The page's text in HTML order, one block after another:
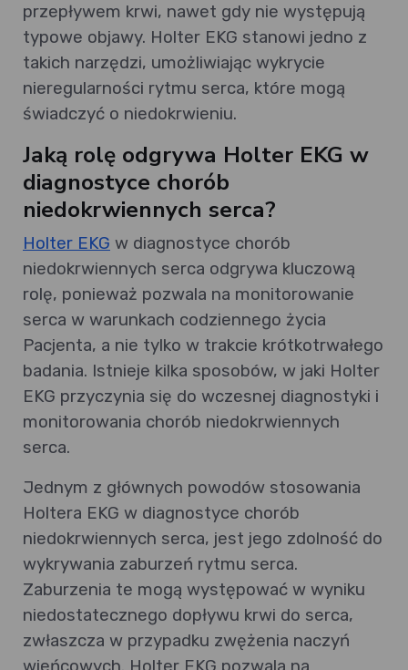
przepływem krwi, nawet gdy nie występują
typowe objawy. Holter EKG stanowi jedno z
takich narzędzi, umożliwiając wykrycie
nieregularności rytmu serca, które mogą
świadczyć o niedokrwieniu.
Jaką rolę odgrywa Holter EKG w
diagnostyce chorób
niedokrwiennych serca?
Holter EKG w diagnostyce chorób
niedokrwiennych serca odgrywa kluczową
rolę, ponieważ pozwala na monitorowanie
serca w warunkach codziennego życia
Pacjenta, a nie tylko w trakcie krótkotrwałego
badania. Istnieje kilka sposobów, w jaki Holter
EKG przyczynia się do wczesnej diagnostyki i
monitorowania chorób niedokrwiennych
serca.
Jednym z głównych powodów stosowania
Holtera EKG w diagnostyce chorób
niedokrwiennych serca, jest jego zdolność do
wykrywania zaburzeń rytmu serca.
Zaburzenia te mogą występować w wyniku
niedostatecznego dopływu krwi do serca,
zwłaszcza w przypadku zwężenia naczyń